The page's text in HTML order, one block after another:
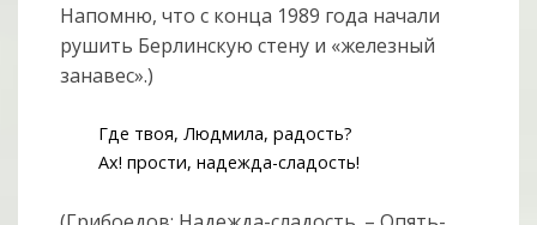
Напомню, что с конца 1989 года начали
рушить Берлинскую стену и «железный
занавес».)
Где твоя, Людмила, радость?
Ах! прости, надежда-сладость!